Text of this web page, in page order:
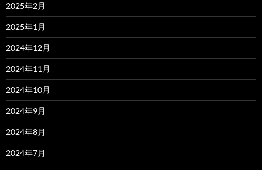
2025年2月
2025年1月
2024年12月
2024年11月
2024年10月
2024年9月
2024年8月
2024年7月